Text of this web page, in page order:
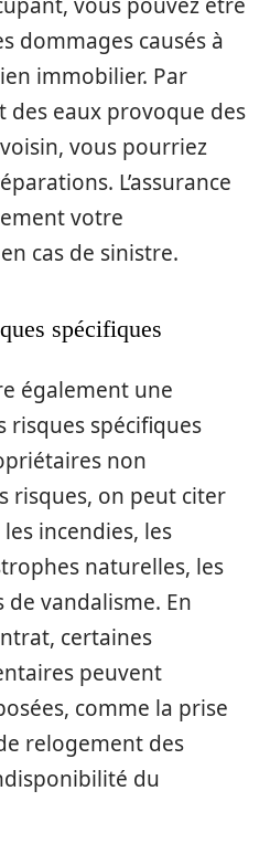
dommages causés à
immobilier. Par
des eaux provoque des
vous pourriez
L’assurance
votre
cas de sinistre.
spécifiques
également une
spécifiques
non
risques, on peut citer
incendies, les
naturelles, les
vandalisme. En
certaines
peuvent
comme la prise
relogement des
du